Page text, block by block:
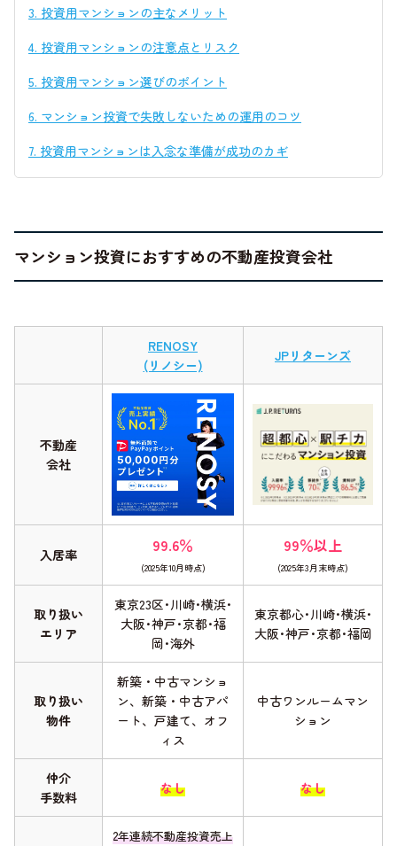
3. 投資用マンションの主なメリット
4. 投資用マンションの注意点とリスク
5. 投資用マンション選びのポイント
6. マンション投資で失敗しないための運用のコツ
7. 投資用マンションは入念な準備が成功のカギ
マンション投資におすすめの不動産投資会社
RENOSY
(リノシー)
JPリターンズ
不動産
会社
入居率 99.6％
(2025年10月時点)
99％以上
(2025年3月末時点)
取り扱い
エリア
東京23区･川崎･横浜･
大阪･神戸･京都･福
岡･海外
東京都心･川崎･横浜･
大阪･神戸･京都･福岡
取り扱い
物件
新築・中古マンショ
ン、新築・中古アパ
ート、戸建て、オフ
ィス
中古ワンルームマン
ション
仲介
手数料
なし なし
2年連続不動産投資売上